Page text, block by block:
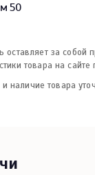
50
за
товара на сайте
наличие товара